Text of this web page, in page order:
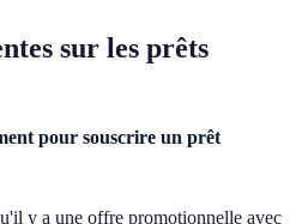
sur les prêts
pour souscrire un prêt
y a une offre promotionnelle avec